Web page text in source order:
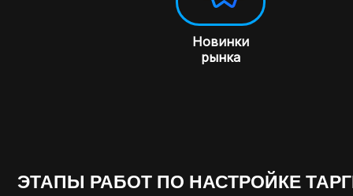
Новинки
рынка
ЭТАПЫ РАБОТ ПО НАСТРОЙКЕ